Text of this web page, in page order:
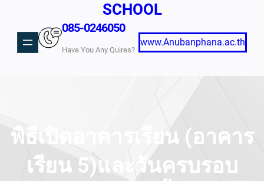
SCHOOL
085-0246050
Have You Any Quires?
www.Anubanphana.ac.th
พิธีเปิดอาคารเรียน (อาคาร
เรียน 5)และวันครบรอบ